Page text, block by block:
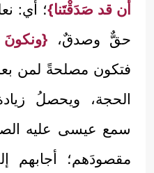
أن قد صَدَقْتَنا}؛ أي:
حقٌّ وصدقٌ،
فتكون مصلحةً لمن
الحجة، ويحصلُ
سمع عيسى عليه
مقصودَهم؛ أجابهم